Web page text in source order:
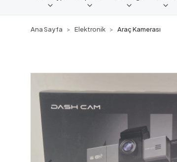
Ana Sayfa Elektronik Araç Kamerası